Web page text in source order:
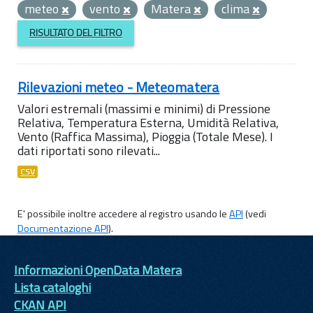
meteo
vento Matera clima
RISULTATO DEL FILTRO
Rilevazioni meteo - Meteomatera
Valori estremali (massimi e minimi) di Pressione
Relativa, Temperatura Esterna, Umidità Relativa,
Vento (Raffica Massima), Pioggia (Totale Mese). I
dati riportati sono rilevati...
CSV
E' possibile inoltre accedere al registro usando leAPI(vedi
Documentazione API).
Informazioni OpenData Matera
Lista cataloghi
CKAN API